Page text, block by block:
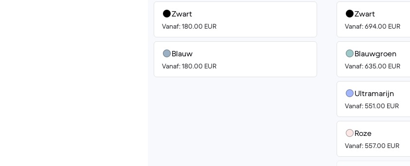
Zwart
Vanaf: 180.00 EUR
Blauw
Vanaf: 180.00 EUR
Zwart
Vanaf: 694.00 EUR
Blauwgroen
Vanaf: 635.00 EUR
Ultramarijn
Vanaf: 551.00 EUR
Roze
Vanaf: 557.00 EUR